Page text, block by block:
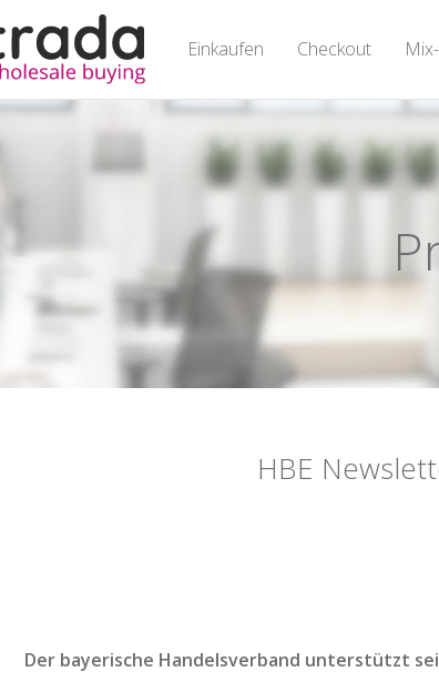
Einkaufen Checkout
HBE
Der bayerische Handelsverband unterstützt